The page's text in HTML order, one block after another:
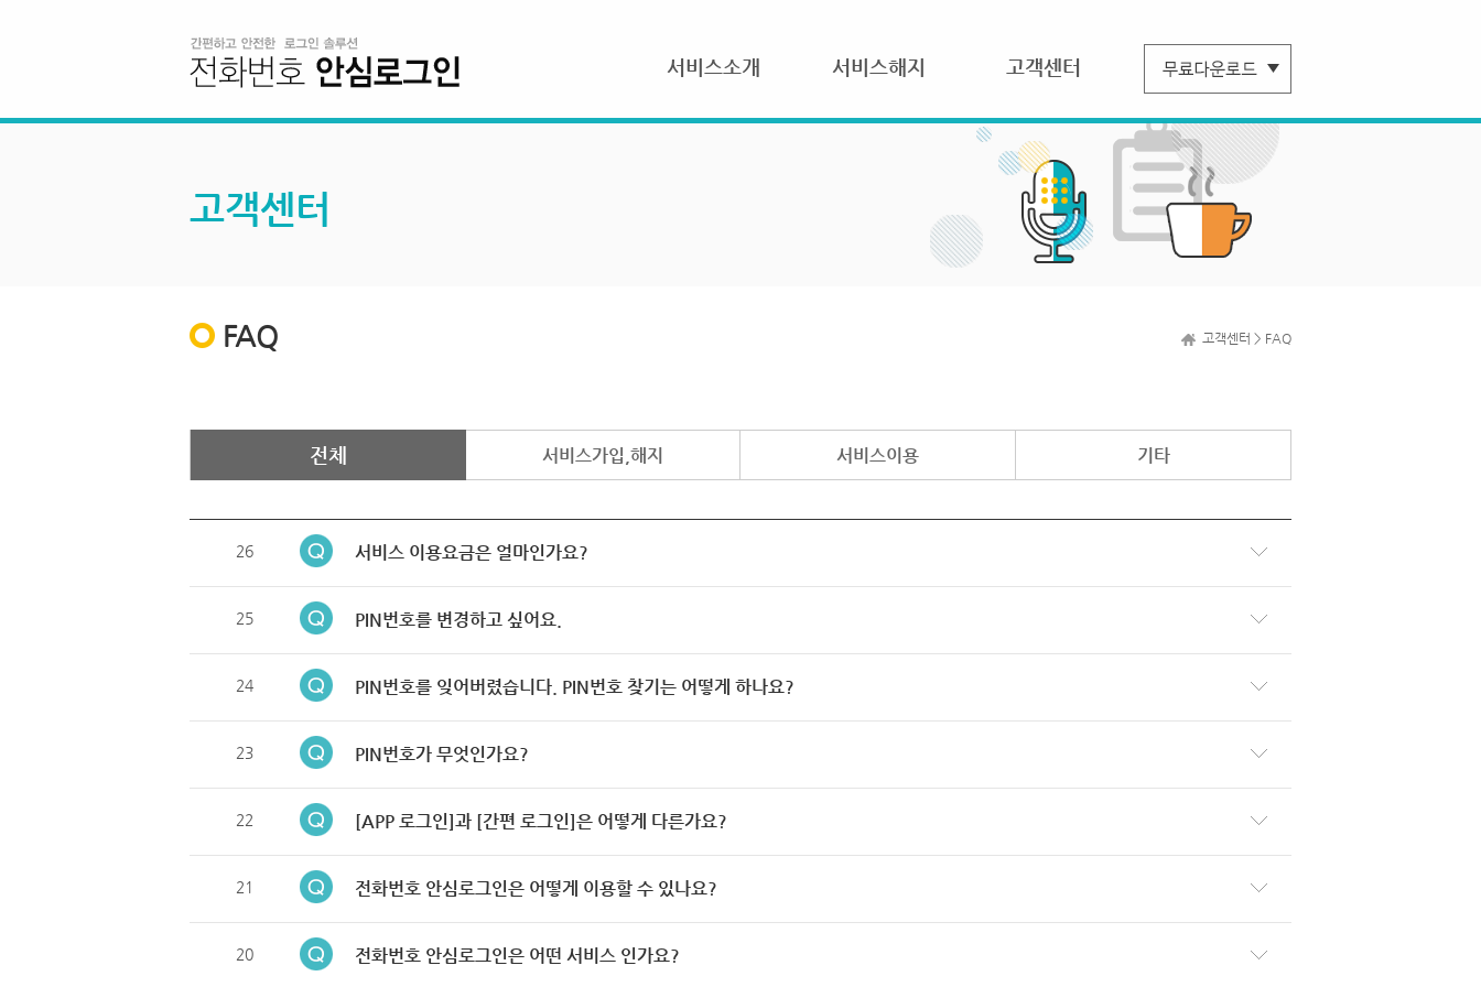
서비스소개 서비스해지 고객센터
고객센터
FAQ 고객센터 > FAQ
전체 서비스가입,해지 서비스이용 기타
26 서비스 이용요금은 얼마인가요?
25 PIN번호를 변경하고 싶어요.
24 PIN번호를 잊어버렸습니다. PIN번호 찾기는 어떻게 하나요?
23 PIN번호가 무엇인가요?
22 [APP 로그인]과 [간편 로그인]은 어떻게 다른가요?
21 전화번호 안심로그인은 어떻게 이용할 수 있나요?
20 전화번호 안심로그인은 어떤 서비스 인가요?